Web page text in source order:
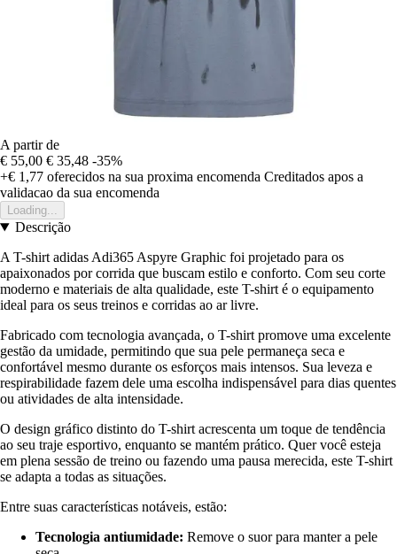
A partir de
€ 55,00 € 35,48 -35%
+€ 1,77 oferecidos na sua proxima encomenda Creditados apos a
validacao da sua encomenda
Loading...
Descrição
A T-shirt adidas Adi365 Aspyre Graphic foi projetado para os
apaixonados por corrida que buscam estilo e conforto. Com seu corte
moderno e materiais de alta qualidade, este T-shirt é o equipamento
ideal para os seus treinos e corridas ao ar livre.
Fabricado com tecnologia avançada, o T-shirt promove uma excelente
gestão da umidade, permitindo que sua pele permaneça seca e
confortável mesmo durante os esforços mais intensos. Sua leveza e
respirabilidade fazem dele uma escolha indispensável para dias quentes
ou atividades de alta intensidade.
O design gráfico distinto do T-shirt acrescenta um toque de tendência
ao seu traje esportivo, enquanto se mantém prático. Quer você esteja
em plena sessão de treino ou fazendo uma pausa merecida, este T-shirt
se adapta a todas as situações.
Entre suas características notáveis, estão:
Tecnologia antiumidade: Remove o suor para manter a pele